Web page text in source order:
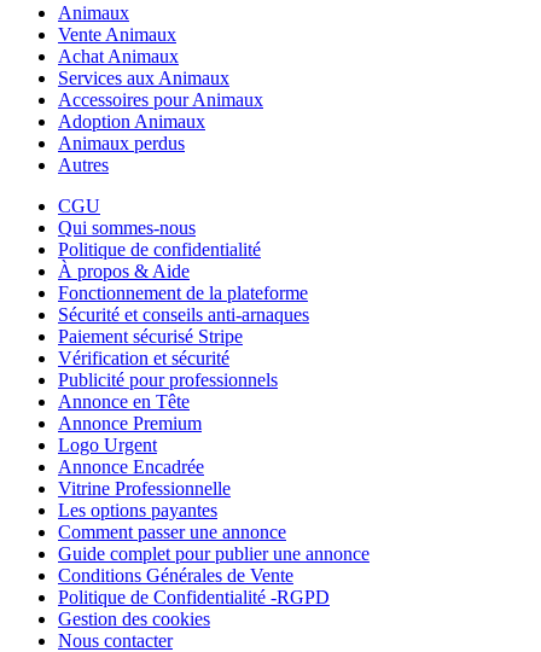
Animaux
Vente Animaux
Achat Animaux
Services aux Animaux
Accessoires pour Animaux
Adoption Animaux
Animaux perdus
Autres
CGU
Qui sommes-nous
Politique de confidentialité
À propos & Aide
Fonctionnement de la plateforme
Sécurité et conseils anti-arnaques
Paiement sécurisé Stripe
Vérification et sécurité
Publicité pour professionnels
Annonce en Tête
Annonce Premium
Logo Urgent
Annonce Encadrée
Vitrine Professionnelle
Les options payantes
Comment passer une annonce
Guide complet pour publier une annonce
Conditions Générales de Vente
Politique de Confidentialité -RGPD
Gestion des cookies
Nous contacter